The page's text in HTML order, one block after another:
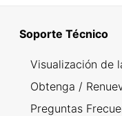
Soporte Técnico
Visualización de
Obtenga /
Preguntas